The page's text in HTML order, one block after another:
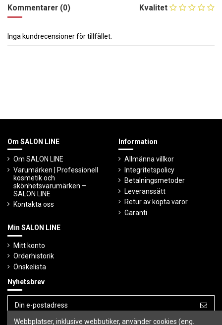
Kvalitet
Kommentarer (0)
Inga kundrecensioner för tillfället.
Om SALON LINE
Om SALON LINE
Varumärken | Professionell
kosmetik och
skönhetsvarumärken –
SALON LINE
Kontakta oss
Information
Allmänna villkor
Integritetspolicy
Betalningsmetoder
Leveranssätt
Retur av köpta varor
Garanti
Min SALON LINE
Mitt konto
Orderhistorik
Önskelista
Nyhetsbrev
Du kan avbryta prenumerationen när som
Webbplatser, inklusive webbutiker, använder cookies (eng.